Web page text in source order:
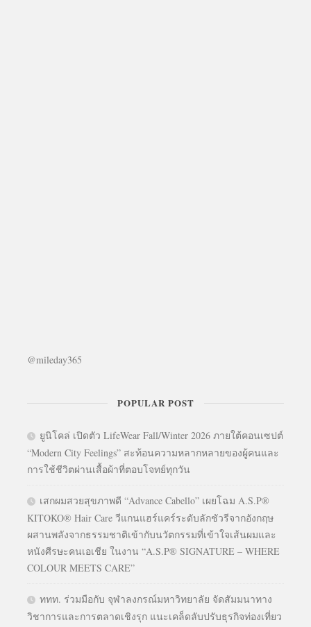
@mileday365
POPULAR POST
ยูนิโคล่ เปิดตัว LifeWear Fall/Winter 2026 ภายใต้คอนเซปต์
“Modern City Feelings” สะท้อนความหลากหลายของผู้คนและ
การใช้ชีวิตผ่านเสื้อผ้าที่ตอบโจทย์ทุกวัน
เสกผมสวยสุขภาพดี “Advance Cabello” เผยโฉม A.S.P®
KITOKO® Hair Care วีแกนแฮร์แคร์ระดับลักชัวรีจากอังกฤษ
ผสานพลังจากธรรมชาติเข้ากับนวัตกรรมที่เข้าใจเส้นผมและ
หนังศีรษะคนเอเชีย ในงาน “A.S.P® SIGNATURE – WHERE
COLOUR MEETS CARE”
ททท. ร่วมมือกับ จุฬาลงกรณ์มหาวิทยาลัย จัดสัมมนาทาง
วิชาการและการตลาดเชิงรุก แนะเคล็ดลับปรับธุรกิจท่องเที่ยว